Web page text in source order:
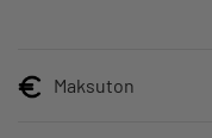
Maksuton